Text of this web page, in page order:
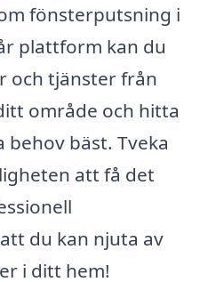
fönsterputsning i
plattform kan du
och tjänster från
område och hitta
behov bäst. Tveka
att få det
du kan njuta av
i ditt hem!